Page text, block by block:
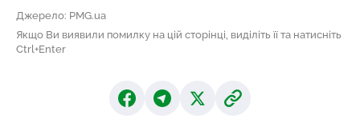
Джерело: PMG.ua
Якщо Ви виявили помилку на цій сторінці, виділіть її та натисніть
Ctrl+Enter